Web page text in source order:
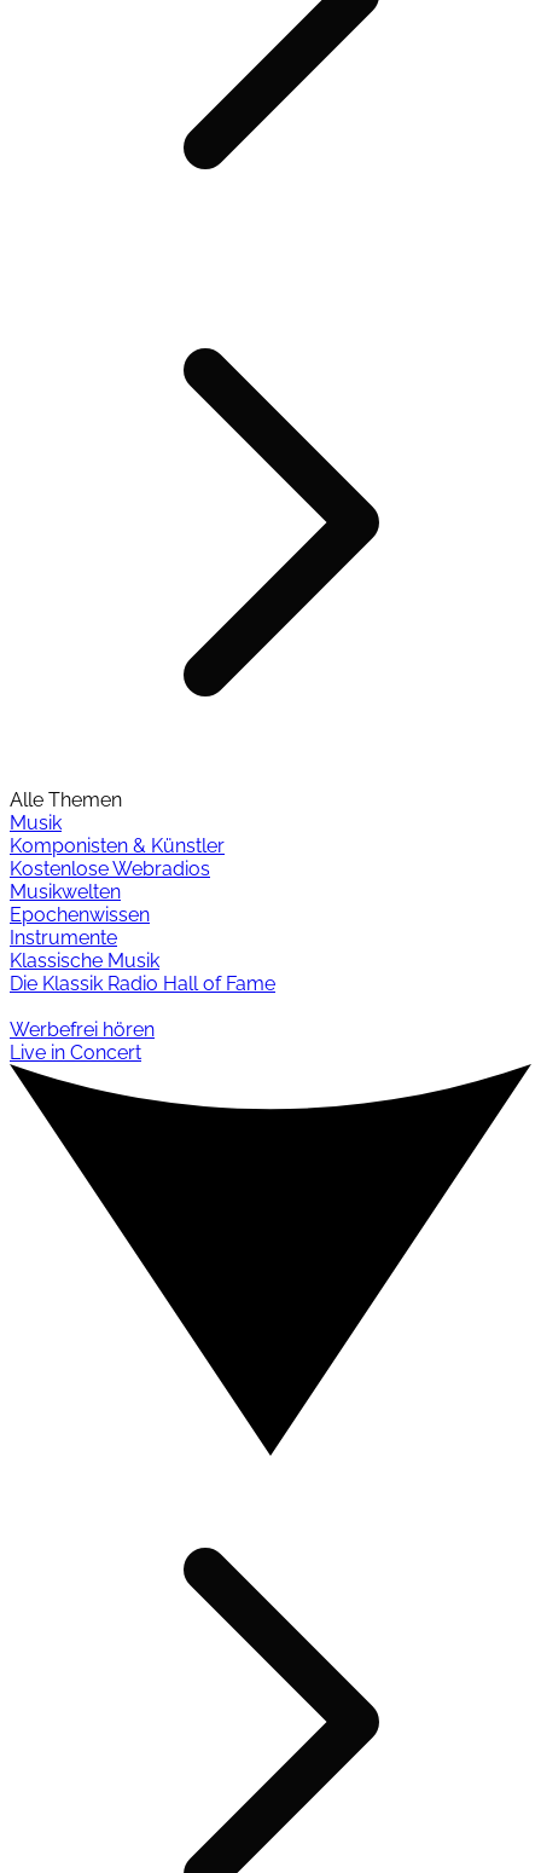
Alle Themen
Musik
Komponisten & Künstler
Kostenlose Webradios
Musikwelten
Epochenwissen
Instrumente
Klassische Musik
Die Klassik Radio Hall of Fame
Werbefrei hören
Live in Concert